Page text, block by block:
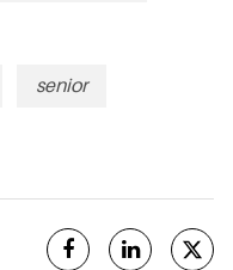
senior